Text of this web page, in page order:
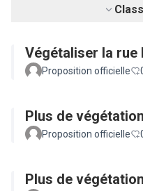
Végétaliser la rue
Proposition officielle
Plus de
Proposition officielle
Plus de